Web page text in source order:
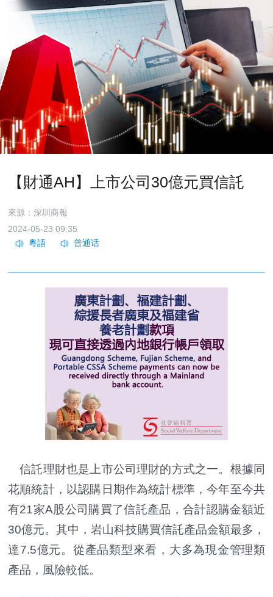
【財通AH】上市公司30億元買信託
來源：深圳商報
2024-05-23 09:35
信託理財也是上市公司理財的方式之一。根據同
花順統計，以認購日期作為統計標準，今年至今共
有21家A股公司購買了信託產品，合計認購金額近
30億元。其中，岩山科技購買信託產品金額最多，
達7.5億元。從產品類型來看，大多為現金管理類
產品，風險較低。